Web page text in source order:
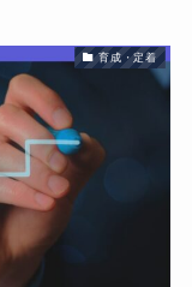
育成・定着